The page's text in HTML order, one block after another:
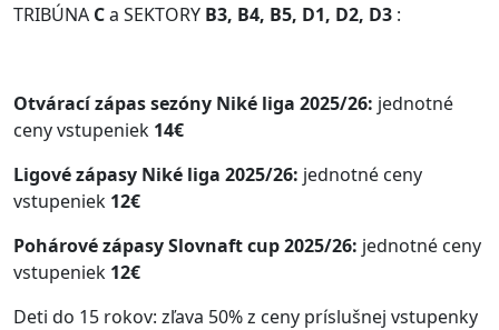
TRIBÚNA Ca SEKTORY B3, B4, B5, D1, D2, D3 :
Otvárací zápas sezóny Niké liga 2025/26: jednotné
ceny vstupeniek 14€
Ligové zápasy Niké liga 2025/26: jednotné ceny
vstupeniek 12€
Pohárové zápasy Slovnaft cup 2025/26: jednotné ceny
vstupeniek 12€
Deti do 15 rokov: zľava 50% z ceny príslušnej vstupenky